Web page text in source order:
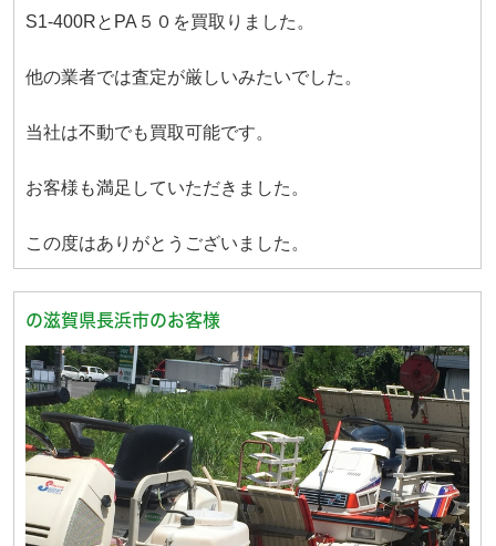
S1-400RとPA５０を買取りました。
他の業者では査定が厳しいみたいでした。
当社は不動でも買取可能です。
お客様も満足していただきました。
この度はありがとうございました。
の滋賀県長浜市のお客様